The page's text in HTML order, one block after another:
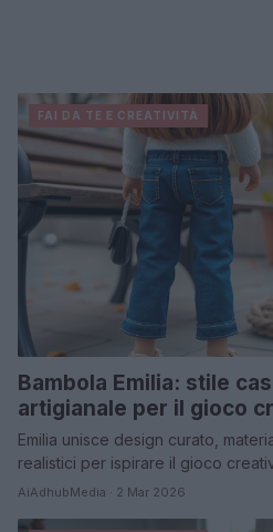
FAI DA TE E CREATIVITÀ
Bambola Emilia: stile
artigianale per il gioco
Emilia unisce design curato,
realistici per ispirare il gioco
AiAdhubMedia · 2 Mar 2026